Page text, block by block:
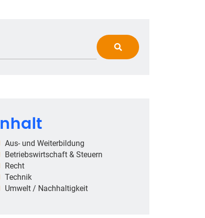
Inhalt
Aus- und Weiterbildung
Betriebswirtschaft & Steuern
Recht
Technik
Umwelt / Nachhaltigkeit